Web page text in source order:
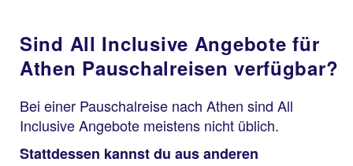
Sind All Inclusive Angebote für
Athen Pauschalreisen verfügbar?
Bei einer Pauschalreise nach Athen sind All
Inclusive Angebote meistens nicht üblich.
Stattdessen kannst du aus anderen